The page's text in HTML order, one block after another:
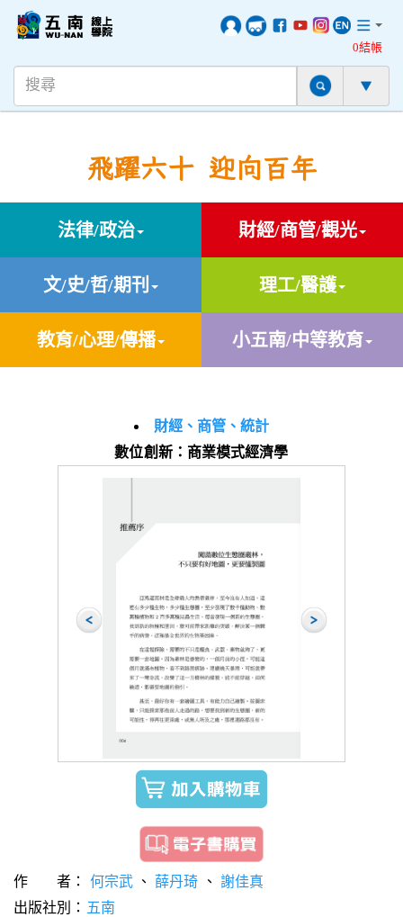
0結帳
飛躍六十 迎向百年
法律/政治 財經/商管/觀光
文/史/哲/期刊 理工/醫護
教育/心理/傳播 小五南/中等教育
財經、商管、統計
數位創新：商業模式經濟學
作 者： 何宗武、 薛丹琦 、 謝佳真
出版社別： 五南